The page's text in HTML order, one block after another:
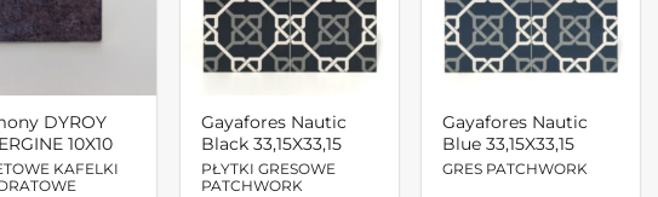
DYROY
10X10
KAFELKI
Gayafores Nautic
Black 33,15X33,15
PŁYTKI GRESOWE
PATCHWORK
Gayafores Nautic
Blue 33,15X33,15
GRES PATCHWORK